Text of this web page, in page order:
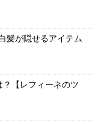
髪が隠せるアイテム
【レフィーネのツ